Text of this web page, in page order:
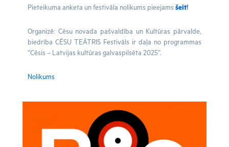
Pieteikuma anketa un festivāla nolikums pieejams šeit!
Organizē: Cēsu novada pašvaldība un Kultūras pārvalde,
biedrība CĒSU TEĀTRIS Festivāls ir daļa no programmas
“Cēsis – Latvijas kultūras galvaspilsēta 2025”.
Nolikums